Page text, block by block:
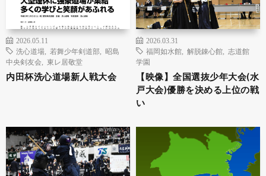
2026.05.11
洗心道場
若舞少年剣道部
昭島
中央剣友会
東レ居敬堂
内田杯洗心道場新人戦大会
2026.03.31
福岡如水館
解脱錬心館
志道館
学園
【映像】全国選抜少年大会(水
戸大会)優勝を決める上位の戦
い